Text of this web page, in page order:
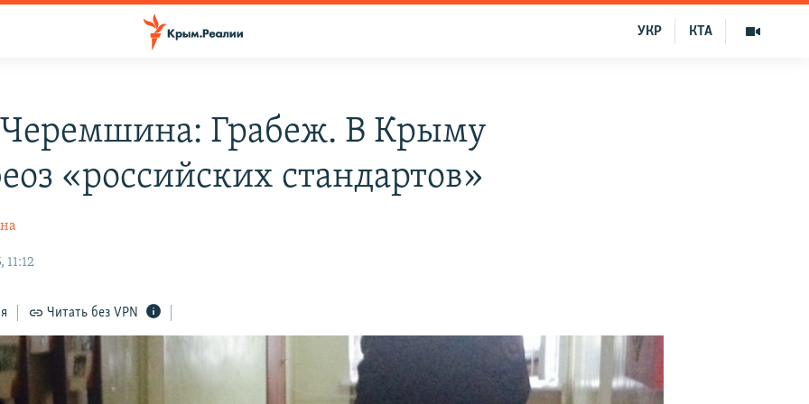
КТА
УКР
Черемшина: Грабеж. В Крыму
«российских стандартов»
11:12
Читать без VPN